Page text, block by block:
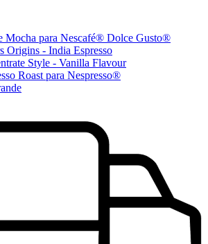
Mocha para Nescafé® Dolce Gusto®
Origins - India Espresso
Style - Vanilla Flavour
Roast para Nespresso®